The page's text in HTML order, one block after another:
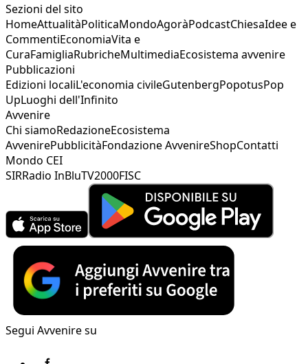
Sezioni del sito
HomeAttualitàPoliticaMondoAgoràPodcastChiesaIdee e
CommentiEconomiaVita e
CuraFamigliaRubricheMultimediaEcosistema avvenire
Pubblicazioni
Edizioni localiL'economia civileGutenbergPopotusPop
UpLuoghi dell'Infinito
Avvenire
Chi siamoRedazioneEcosistema
AvvenirePubblicitàFondazione AvvenireShopContatti
Mondo CEI
SIRRadio InBluTV2000FISC
Segui Avvenire su